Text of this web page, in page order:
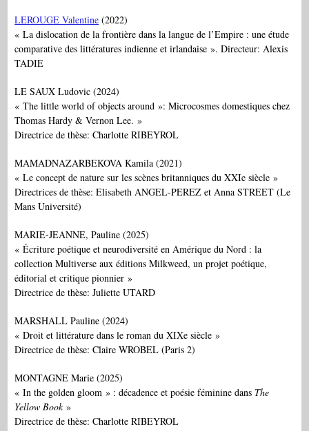
LEROUGE Valentine (2022)
« La dislocation de la frontière dans la langue de l’Empire : une étude
comparative des littératures indienne et irlandaise ». Directeur: Alexis
TADIE
LE SAUX Ludovic (2024)
« The little world of objects around »: Microcosmes domestiques chez
Thomas Hardy & Vernon Lee. »
Directrice de thèse: Charlotte RIBEYROL
MAMADNAZARBEKOVA Kamila (2021)
« Le concept de nature sur les scènes britanniques du XXIe siècle »
Directrices de thèse: Elisabeth ANGEL-PEREZ et Anna STREET (Le
Mans Université)
MARIE-JEANNE, Pauline (2025)
« Écriture poétique et neurodiversité en Amérique du Nord : la
collection Multiverse aux éditions Milkweed, un projet poétique,
éditorial et critique pionnier »
Directrice de thèse: Juliette UTARD
MARSHALL Pauline (2024)
« Droit et littérature dans le roman du XIXe siècle »
Directrice de thèse: Claire WROBEL (Paris 2)
MONTAGNE Marie (2025)
« In the golden gloom » : décadence et poésie féminine dans The
Yellow Book»
Directrice de thèse: Charlotte RIBEYROL